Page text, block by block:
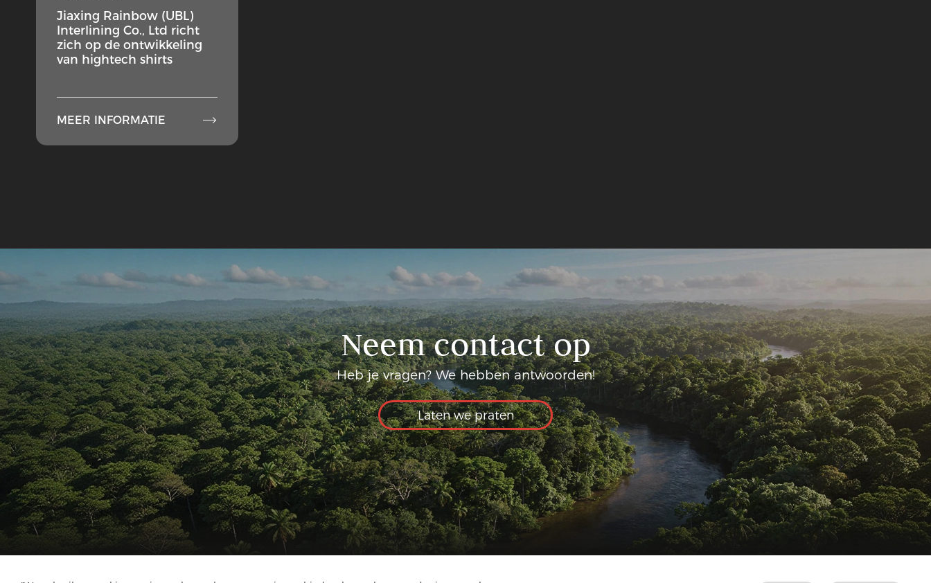
Jiaxing Rainbow (UBL)
Interlining Co., Ltd richt
zich op de ontwikkeling
van hightech shirts
MEER INFORMATIE 
Neem contact op
Heb je vragen? We hebben antwoorden!
Laten we praten